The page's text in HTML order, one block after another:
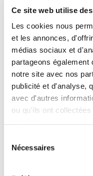
Ce site web utilise des
Les cookies nous
et les annonces,
médias sociaux et
partageons
notre site avec nos
publicité et d'analyse,
avec d'autres
ou qu'ils ont
Nécessaires
Exemple d’utilisation
Une agence SEO
analyser les pages
stratégie de
de dépasser ces
classements.